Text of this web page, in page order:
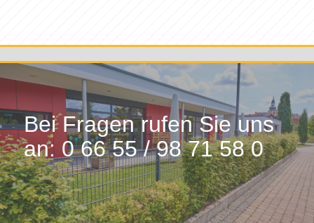
Bei Fragen rufen Sie uns
an: 0 66 55 / 98 71 58 0